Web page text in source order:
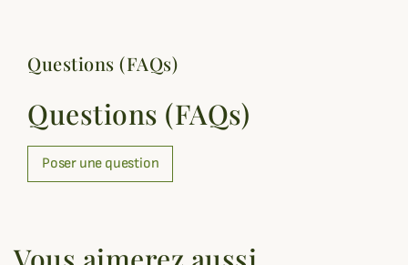
Questions (FAQs)
Questions (FAQs)
Poser une question